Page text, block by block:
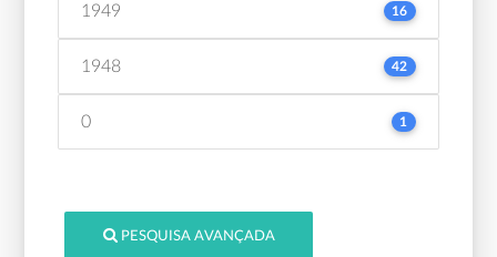
1949 16
1948 42
0 1
PESQUISA AVANÇADA